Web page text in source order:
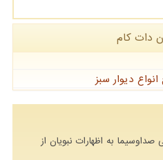
دات كام
دیوار سبز
به اظهارات نبویان از